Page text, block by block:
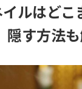
ルはどこ
隠す方法